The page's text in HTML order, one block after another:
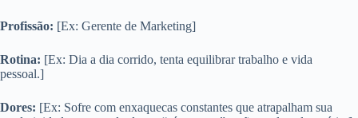
Profissão: [Ex: Gerente de Marketing]
Rotina: [Ex: Dia a dia corrido, tenta equilibrar trabalho e vida
pessoal.]
Dores: [Ex: Sofre com enxaquecas constantes que atrapalham sua